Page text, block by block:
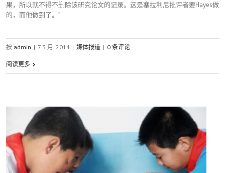
果，所以就不得不删除该研究论文的记录。这是塞拉利尼批评者要Hayes做
的，而他做到了。”
按 admin | 7 3 月, 2014 | 媒体报道 | 0 条评论
阅读更多